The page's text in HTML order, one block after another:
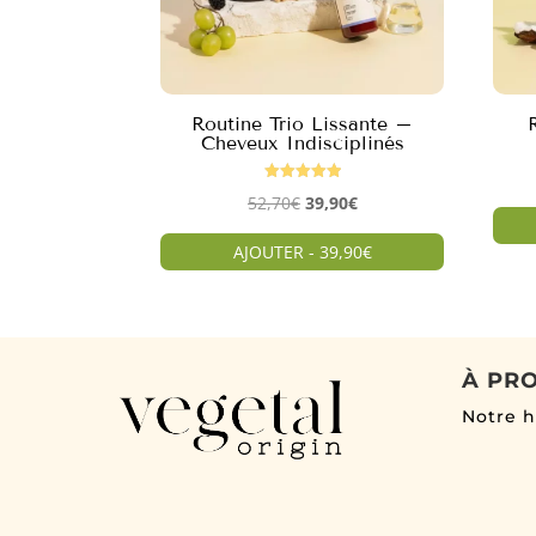
Routine Trio Lissante –
Cheveux Indisciplinés
5.00
52,70€ Le
prix
initial
39,90€Le
prix
actuel
AJOUTER - 39,90€
À
Notre